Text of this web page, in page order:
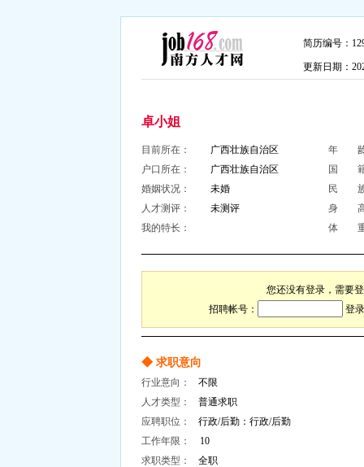
简历编号：
更新日期：
卓小姐
目前所在： 广西壮族自治区
年 龄
户口所在：
广西壮族自治区
国
婚姻状况：
未婚
民
人才测评：
未测评
身 高
我的特长：
体 重
您还没有登录，需要
招聘帐号：
登
◆ 求职意向
行业意向：
不限
人才类型：
普通求职
应聘职位：
行政/后勤：行政/后勤
工作年限：
10
求职类型：
全职